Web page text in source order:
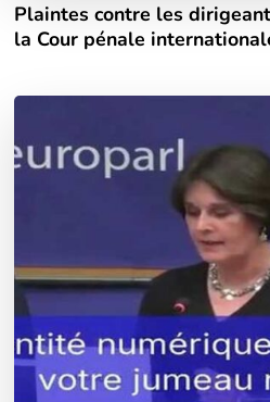
Plaintes contre les
la Cour pénale